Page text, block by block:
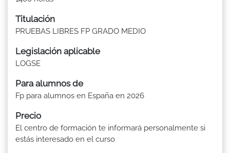
Titulación
PRUEBAS LIBRES FP GRADO MEDIO
Legislación aplicable
LOGSE
Para alumnos de
Fp para alumnos en España en 2026
Precio
El centro de formación te informará personalmente si
estás interesado en el curso